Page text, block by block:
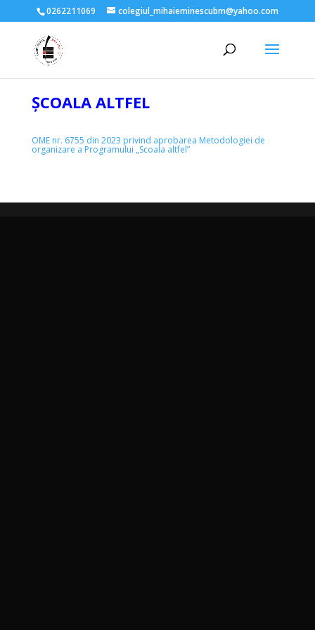
0262211069 colegiul_mihaieminescubm@yahoo.com
ȘCOALA ALTFEL
OME nr. 6755 din 2023 privind aprobarea Metodologiei de
organizare a Programului „Scoala altfel”